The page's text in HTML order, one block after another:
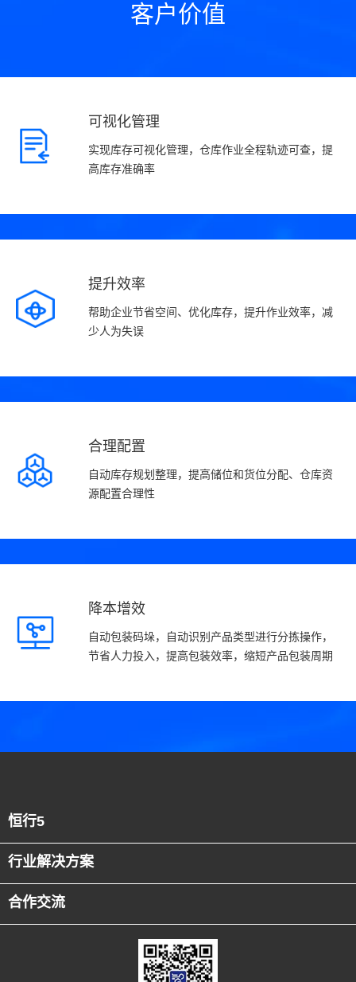
客户价值
可视化管理
实现库存可视化管理，仓库作业全程轨迹可查，提
高库存准确率
提升效率
帮助企业节省空间、优化库存，提升作业效率，减
少人为失误
合理配置
自动库存规划整理，提高储位和货位分配、仓库资
源配置合理性
降本增效
自动包装码垛，自动识别产品类型进行分拣操作，
节省人力投入，提高包装效率，缩短产品包装周期
恒行5
行业解决方案
合作交流